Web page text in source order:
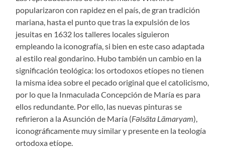
popularizaron con rapidez en el país, de gran tradición
mariana, hasta el punto que tras la expulsión de los
jesuitas en 1632 los talleres locales siguieron
empleando la iconografía, si bien en este caso adaptada
al estilo real gondarino. Hubo también un cambio en la
significación teológica: los ortodoxos etíopes no tienen
la misma idea sobre el pecado original que el catolicismo,
por lo que la Inmaculada Concepción de María es para
ellos redundante. Por ello, las nuevas pinturas se
refirieron a la Asunción de María (Fəlsäta Lämaryam),
iconográficamente muy similar y presente en la teología
ortodoxa etíope.